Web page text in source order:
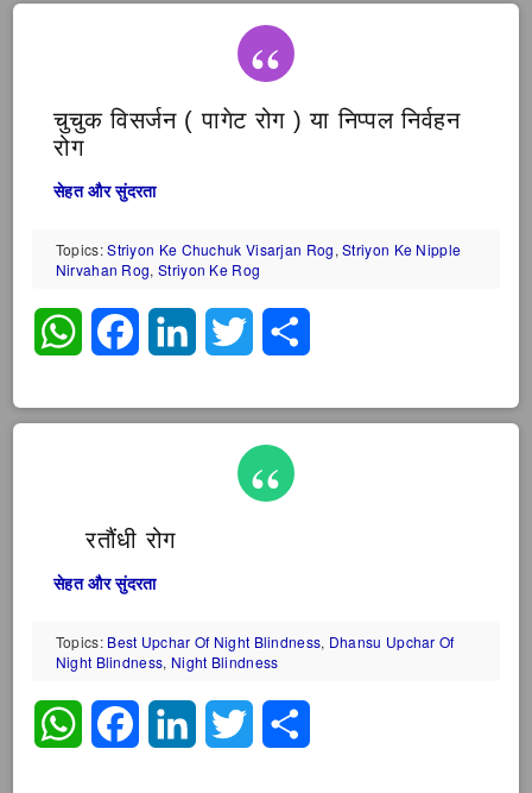
चुचुक विसर्जन ( पागेट रोग ) या निप्पल निर्वहन
रोग
सेहत और सुंदरता
Topics:Striyon Ke Chuchuk Visarjan Rog,Striyon Ke Nipple
Nirvahan Rog,Striyon Ke Rog
WhatsAppFacebookLinkedInTwitter
रतौंधी रोग
सेहत और सुंदरता
Topics: Best Upchar Of Night Blindness, Dhansu Upchar Of
Night Blindness, Night Blindness
WhatsAppFacebookLinkedInTwitter